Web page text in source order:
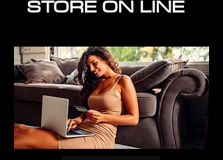
STORE ON LINE